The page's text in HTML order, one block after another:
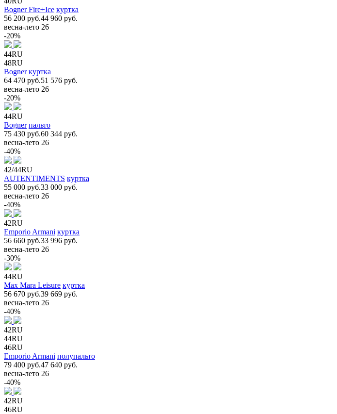
Bogner Fire+Ice куртка
56 200 руб.44 960 руб.
весна-лето 26
-20%
44RU
48RU
Bogner куртка
64 470 руб.51 576 руб.
весна-лето 26
-20%
44RU
Bogner пальто
75 430 руб.60 344 руб.
весна-лето 26
-40%
42/44RU
AUTENTIMENTS куртка
55 000 руб.33 000 руб.
весна-лето 26
-40%
42RU
Emporio Armani куртка
56 660 руб.33 996 руб.
весна-лето 26
-30%
44RU
Max Mara Leisure куртка
56 670 руб.39 669 руб.
весна-лето 26
-40%
42RU
44RU
46RU
Emporio Armani полупальто
79 400 руб.47 640 руб.
весна-лето 26
-40%
42RU
46RU